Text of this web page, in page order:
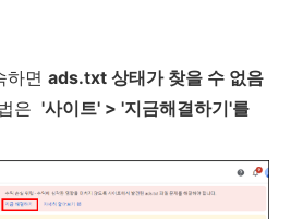
하면 ads.txt 상태가 찾을 수 없음
은 '사이트' > '지금해결하기'를